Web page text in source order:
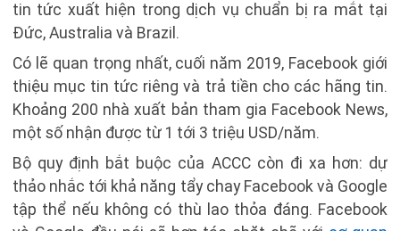
tin tức xuất hiện trong dịch vụ chuẩn bị ra mắt tại
Đức, Australia và Brazil.
Có lẽ quan trọng nhất, cuối năm 2019, Facebook giới
thiệu mục tin tức riêng và trả tiền cho các hãng tin.
Khoảng 200 nhà xuất bản tham gia Facebook News,
một số nhận được từ 1 tới 3 triệu USD/năm.
Bộ quy định bắt buộc của ACCC còn đi xa hơn: dự
thảo nhắc tới khả năng tẩy chay Facebook và Google
tập thể nếu không có thù lao thỏa đáng. Facebook